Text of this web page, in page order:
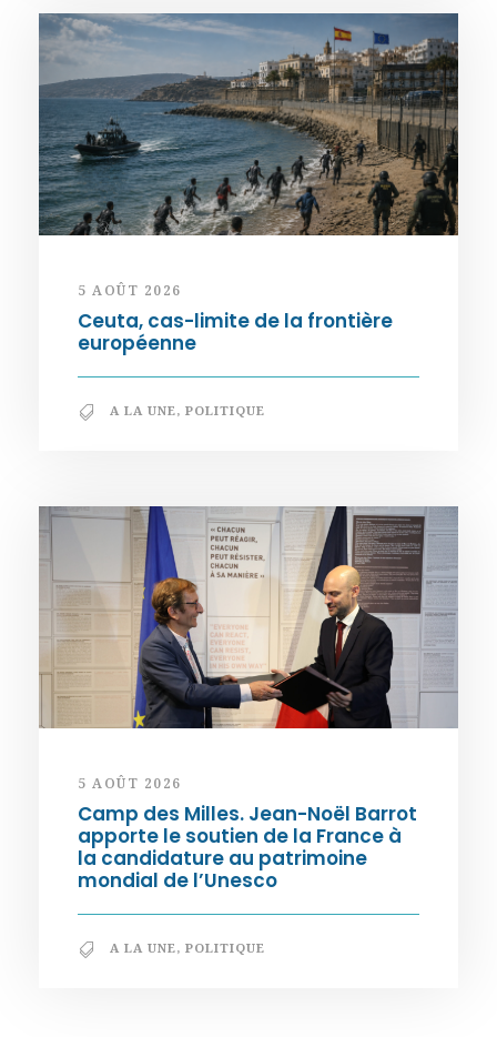
5 AOÛT 2026
Ceuta, cas-limite de la frontière
européenne
A LA UNE, POLITIQUE
5 AOÛT 2026
Camp des Milles. Jean-Noël Barrot
apporte le soutien de la France à
la candidature au patrimoine
mondial de l’Unesco
A LA UNE, POLITIQUE